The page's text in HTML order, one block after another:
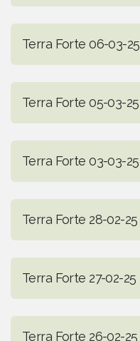
Terra Forte 06-03-25
Terra Forte 05-03-25
Terra Forte 03-03-25
Terra Forte 28-02-25
Terra Forte 27-02-25
Terra Forte 26-02-25